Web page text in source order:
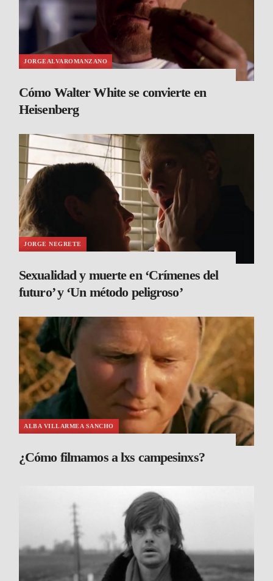
JORGEALVAROMANZANO
Cómo Walter White se convierte en
Heisenberg
JORGE NEGRETE
Sexualidad y muerte en ‘Crímenes del
futuro’ y ‘Un método peligroso’
ALBA VILLARMEA SANCHO
¿Cómo filmamos a lxs campesinxs?